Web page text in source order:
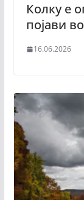
Колку е
појави
16.06.2026